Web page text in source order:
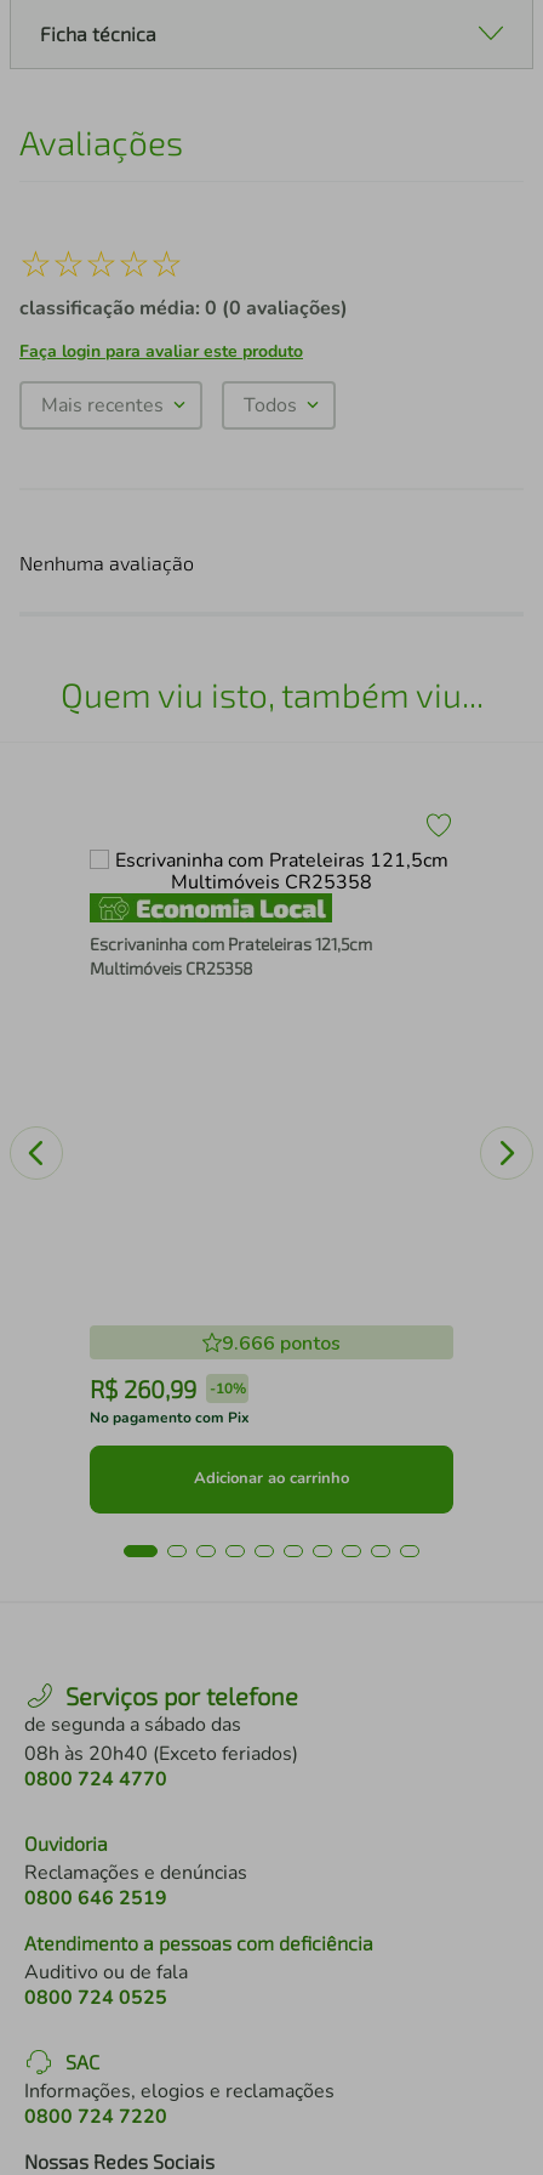
Ficha técnica
Avaliações
☆☆☆☆☆
classificação média: 0 (0 avaliações)
Faça login para avaliar este produto
Mais recentes Todos
Nenhuma avaliação
Quem viu isto, também viu...
Escrivaninha com Prateleiras 121,5cm
Multimóveis CR25358
9.666 pontos
R$ 260,99 -10%
No pagamento com Pix
Adicionar ao carrinho
Serviços por telefone
de segunda a sábado das
08h às 20h40 (Exceto feriados)
0800 724 4770
Ouvidoria
Reclamações e denúncias
0800 646 2519
Atendimento a pessoas com deficiência
Auditivo ou de fala
0800 724 0525
SAC
Informações, elogios e reclamações
0800 724 7220
Nossas Redes Sociais